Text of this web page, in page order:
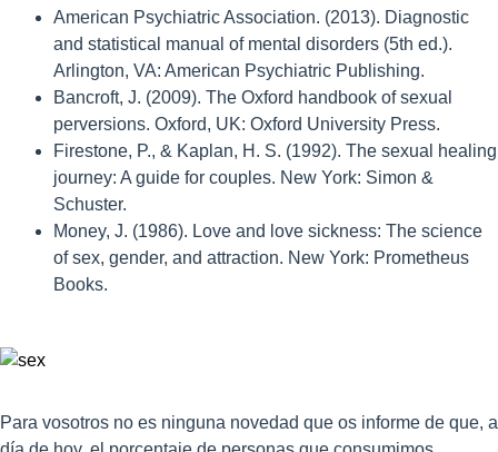
American Psychiatric Association. (2013). Diagnostic
and statistical manual of mental disorders (5th ed.).
Arlington, VA: American Psychiatric Publishing.
Bancroft, J. (2009). The Oxford handbook of sexual
perversions. Oxford, UK: Oxford University Press.
Firestone, P., & Kaplan, H. S. (1992). The sexual healing
journey: A guide for couples. New York: Simon &
Schuster.
Money, J. (1986). Love and love sickness: The science
of sex, gender, and attraction. New York: Prometheus
Books.
Para vosotros no es ninguna novedad que os informe de que, a